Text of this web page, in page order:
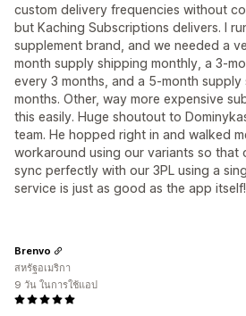
custom delivery frequencies without
but Kaching Subscriptions delivers. I
supplement brand, and we needed a
month supply shipping monthly, a 3-
every 3 months, and a 5-month
months. Other, way more expensive
this easily. Huge shoutout to
team. He hopped right in and walked
workaround using our variants so that
sync perfectly with our 3PL using a
service is just as good as the app itself!
Brenvo
สหรัฐอเมริกา
9 วัน ในการใช้แอป